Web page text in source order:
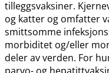
tilleggsvaksiner.
og katter og omfatter
smittsomme
morbiditet og​/​eller
deler av verden. For